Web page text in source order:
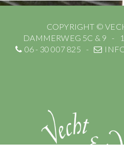
COPYRIGHT ©
DAMMERWEG 5C & 9
06 - 30 007 825